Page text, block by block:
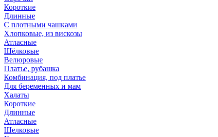
Короткие
Длинные
С плотными чашками
Хлопковые, из вискозы
Атласные
Шёлковые
Велюровые
Платье, рубашка
Комбинация, под платье
Для беременных и мам
Халаты
Короткие
Длинные
Атласные
Шелковые